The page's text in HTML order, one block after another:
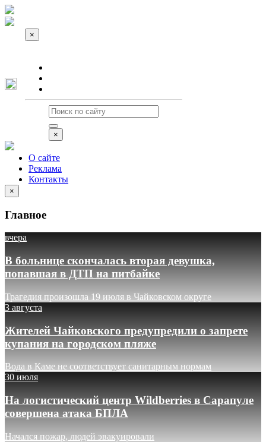
×
×
О сайте
Реклама
Контакты
×
Главное
вчера
В больнице скончалась вторая девушка,
попавшая в ДТП на питбайке
Трагедия произошла 19 июля в Чайковском округе
3 августа
Жителей Чайковского предупредили о запрете
купания на городском пляже
Вода в Каме не соответствует санитарным нормам
30 июля
На логистический центр Wildberries в Сарапуле
совершена атака БПЛА
Начался пожар, людей эвакуировали